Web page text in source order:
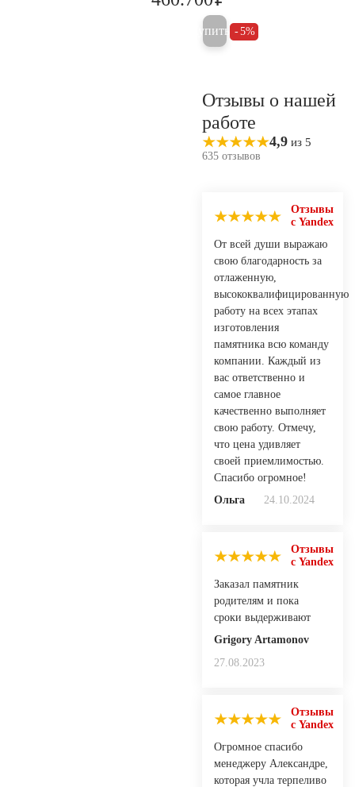
Купить 5%
Отзывы о нашей
работе
4,9 из 5
635 отзывов
Отзывы
с Yandex
От всей души выражаю
свою благодарность за
отлаженную,
высококвалифицированную
работу на всех этапах
изготовления
памятника всю команду
компании. Каждый из
вас ответственно и
самое главное
качественно выполняет
свою работу. Отмечу,
что цена удивляет
своей приемлимостью.
Спасибо огромное!
Ольга
24.10.2024
Отзывы
с Yandex
Заказал памятник
родителям и пока
сроки выдерживают
Grigory Artamonov
27.08.2023
Отзывы
с Yandex
Огромное спасибо
менеджеру Александре,
которая учла терпеливо